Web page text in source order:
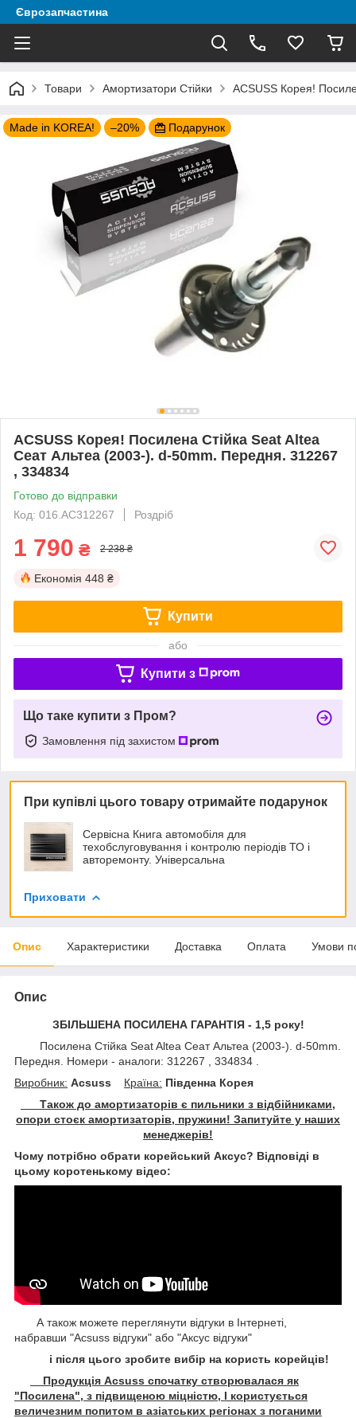
Єврозапчастина
Товари Амортизатори Стійки ACSUSS Корея!
Made in KOREA! –20% Подарунок
ACSUSS Корея! Посилена Стійка Seat Altea
Сеат Альтеа (2003-). d-50mm. Передня. 312267
, 334834
Готово до відправки
Код: 016.AC312267
Роздріб
1 790 ₴ 2 238 ₴
Економія 448 ₴
Купити
або
Купити з
Що таке купити з Пром?
Замовлення під захистом
При купівлі цього товару отримайте подарунок
Сервісна Книга автомобіля для
техобслуговування і контролю періодів ТО і
авторемонту. Універсальна
Приховати
Опис Характеристики Доставка Оплата Умови
Опис
ЗБІЛЬШЕНА ПОСИЛЕНА ГАРАНТІЯ - 1,5 року!
Посилена Стійка Seat Altea Сеат Альтеа (2003-). d-50mm.
Передня. Номери - аналоги: 312267 , 334834 .
Виробник: Acsuss Крaїна: Південна Корея
Також до амортизаторів є пильники з відбійниками,
опори стоєк амортизаторів, пружини! Запитуйте у наших
менеджерів!
Чому потрібно обрати корейський Аксус? Відповіді в
цьому коротенькому відео:
А також можете переглянути відгуки в Інтернеті,
набравши "Acsuss відгуки" або "Аксус відгуки"
і після цього зробите вибір на користь корейців!
Продукція Acsuss спочатку створювалася як
"Посилена", з підвищеною міцністю, І користується
величезним попитом в азіатських регіонах з поганими